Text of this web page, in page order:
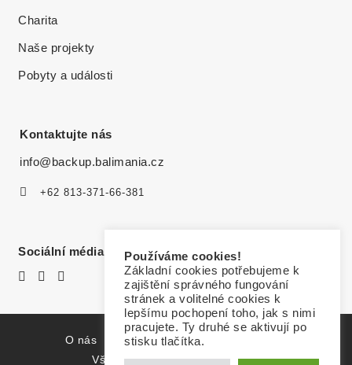
Charita
Naše projekty
Pobyty a události
Kontaktujte nás
info@backup.balimania.cz
+62 813-371-66-381
Sociální média
O nás
Zásady ochrany osobních údajů
Všeobecné obchodní podmínky
Používáme cookies!
Základní cookies potřebujeme k
zajištění správného fungování
stránek a volitelné cookies k
lepšímu pochopení toho, jak s nimi
pracujete. Ty druhé se aktivují po
stisku tlačítka.